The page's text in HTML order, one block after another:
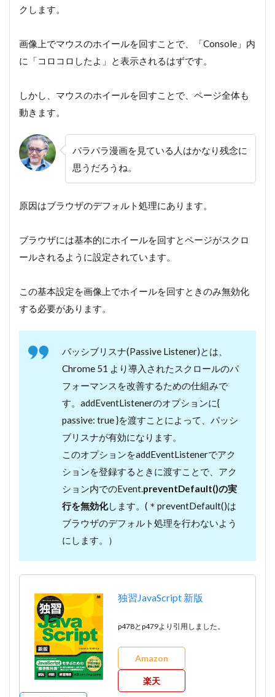
クします。
画像上でマウスのホイールを回すことで、「Console」内
に「コロコロしたよ」と表示されるはずです。
しかし、マウスのホイールを回すことで、ページ全体も
動きます。
パラパラ漫画を見ている人はかなり残念に
思うだろうね。
原因はブラウザのデフォルト処理にあります。
ブラウザには基本的にホイールを回すとページがスクロ
ールされるように設定されています。
この基本設定を画像上でホイールを回すときのみ無効化
する必要があります。
パッシブリスナ(Passive Listener)とは、
Chrome 51 より導入されたスクロールのパ
フォーマンスを改善するための仕組みで
す。addEventListenerのオプションに{
passive: true }を渡すことによって、パッシ
ブリスナが有効になります。
このオプションをaddEventListenerでアク
ションを登録するときに渡すことで、アク
ション内でのEvent. preventDefault()の実
行を無効化します。(＊preventDefault()は
ブラウザのデフォルト処理を行わないよう
にします。）
独習JavaScript 新版
p478とp479より引用しました。
Amazon
楽天